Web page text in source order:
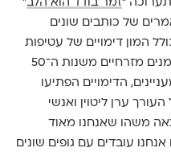
״זמר בודד הוא הלב״
של כותבים שונים
המון דימויים של עטיפות
תקליטים, פוסטרים וצילומים של אמנים מזרחיים משנות ה־50
היו מעניינים, הדימויים הפתיעו
ערן ליטוין ואנשי
משהו שאנחנו מאוד
עובדים עם גופים שונים